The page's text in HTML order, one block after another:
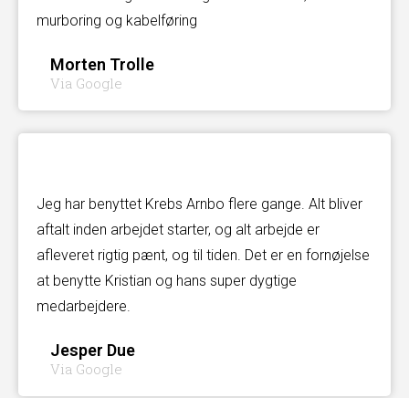
murboring og kabelføring
Morten Trolle
Via Google
Jeg har benyttet Krebs Arnbo flere gange. Alt bliver
aftalt inden arbejdet starter, og alt arbejde er
afleveret rigtig pænt, og til tiden. Det er en fornøjelse
at benytte Kristian og hans super dygtige
medarbejdere.
Jesper Due
Via Google